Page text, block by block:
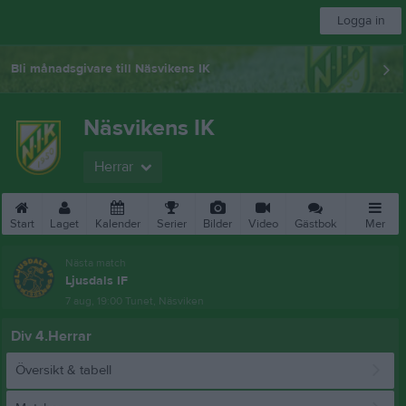
Logga in
Bli månadsgivare till Näsvikens IK
Näsvikens IK
Herrar
Start Laget Kalender Serier Bilder Video Gästbok Mer
Nästa match
Ljusdals IF
7 aug, 19:00 Tunet, Näsviken
Div 4.Herrar
Översikt & tabell